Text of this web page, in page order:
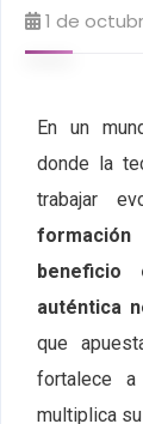
1 de
En un
donde la
trabajar
auténtica
que
fortalece
multiplica